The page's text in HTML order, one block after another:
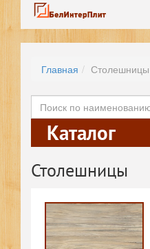
Главная Столешницы
Каталог
Столешницы